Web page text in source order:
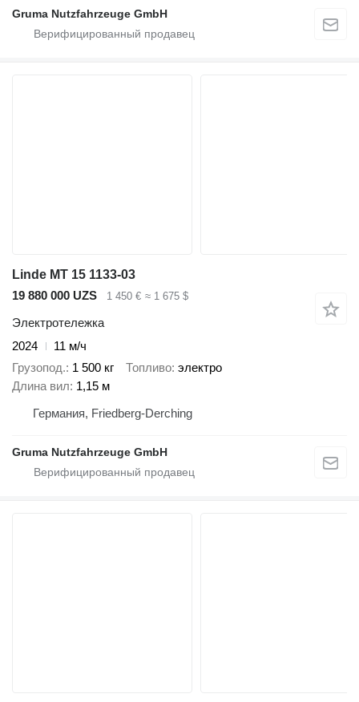
Gruma Nutzfahrzeuge GmbH
Linde MT 15 1133-03
19 880 000 UZS
1 450 € ≈ 1 675 $
Электротележка
2024
11 м/ч
Грузопод. 1 500 кг Топливо электро
Длина вил 1,15 м
Германия, Friedberg-Derching
Gruma Nutzfahrzeuge GmbH